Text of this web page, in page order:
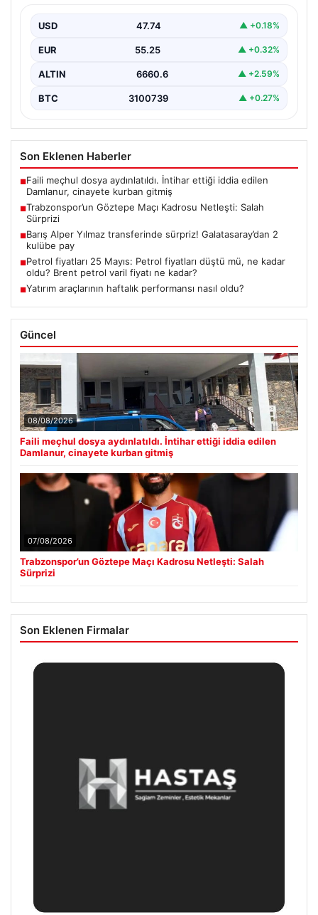
veda edeceği jübile maçında yarın akşam kozlarını
paylaşacak.…
USD 47.74 ▲ +0.18%
EUR 55.25 ▲ +0.32%
ALTIN 6660.6 ▲ +2.59%
BTC 3100739 ▲ +0.27%
Son Eklenen Haberler
■Faili meçhul dosya aydınlatıldı. İntihar ettiği iddia edilen
Damlanur, cinayete kurban gitmiş
■Trabzonspor’un Göztepe Maçı Kadrosu Netleşti: Salah
Sürprizi
■Barış Alper Yılmaz transferinde sürpriz! Galatasaray’dan 2
kulübe pay
■Petrol fiyatları 25 Mayıs: Petrol fiyatları düştü mü, ne kadar
oldu? Brent petrol varil fiyatı ne kadar?
■Yatırım araçlarının haftalık performansı nasıl oldu?
Güncel
08/08/2026
Faili meçhul dosya aydınlatıldı. İntihar ettiği iddia edilen
Damlanur, cinayete kurban gitmiş
07/08/2026
Trabzonspor’un Göztepe Maçı Kadrosu Netleşti: Salah
Sürprizi
Son Eklenen Firmalar